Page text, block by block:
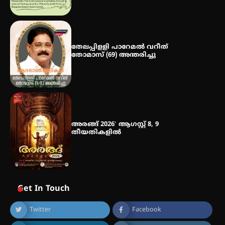
തേലപ്പിളളി പാറേമൽ വറീത്
തോമാസ് (69) അന്തരിച്ചു
അരങ്ങ് 2026′ ആഗസ്റ്റ് 8, 9
തീയതികളിൽ
Get In Touch
Twitter Facebook